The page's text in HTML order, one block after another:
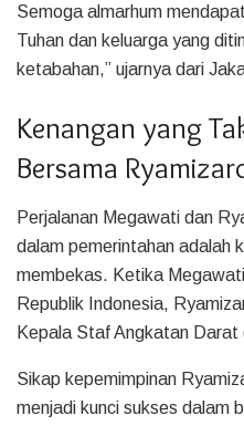
Semoga almarhum
Tuhan dan keluarga yang
ketabahan,” ujarnya dari
Kenangan yang
Bersama
Perjalanan Megawati dan
dalam pemerintahan adalah
membekas. Ketika
Republik Indonesia,
Kepala Staf Angkatan Darat
Sikap kepemimpinan
menjadi kunci sukses dalam